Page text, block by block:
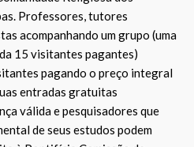
Professores, tutores
acompanhando um grupo (uma
15 visitantes pagantes)
pagando o preço integral
entradas gratuitas
válida e pesquisadores que
de seus estudos podem